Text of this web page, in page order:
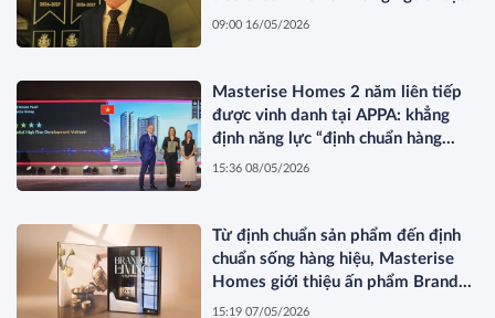
hình thị trường”
09:00 16/05/2026
Masterise Homes 2 năm liên tiếp
được vinh danh tại APPA: khẳng
định năng lực “định chuẩn hàng
hiệu” được quốc tế công nhận
15:36 08/05/2026
Từ định chuẩn sản phẩm đến định
chuẩn sống hàng hiệu, Masterise
Homes giới thiệu ấn phẩm Branded
Living Magazine
15:19 07/05/2026